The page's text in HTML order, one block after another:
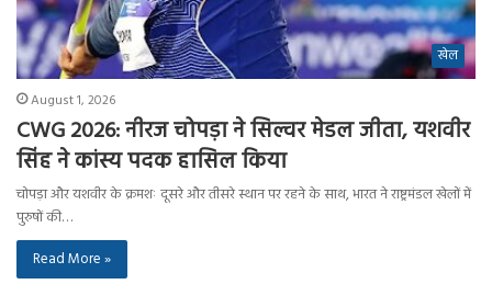
खेल
August 1, 2026
CWG 2026: नीरज चोपड़ा ने सिल्वर मेडल जीता, यशवीर
सिंह ने कांस्य पदक हासिल किया
चोपड़ा और यशवीर के क्रमशः दूसरे और तीसरे स्थान पर रहने के साथ, भारत ने राष्ट्रमंडल खेलों में
पुरुषों की…
Read More »